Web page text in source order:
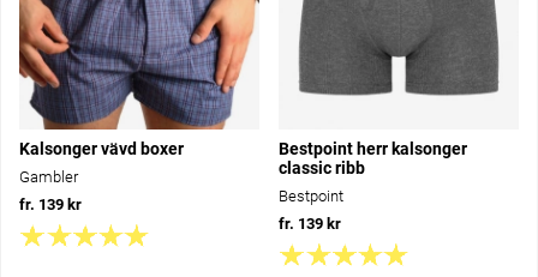
Kalsonger vävd boxer
Gambler
fr. 139 kr
Bestpoint herr kalsonger
classic ribb
Bestpoint
fr. 139 kr